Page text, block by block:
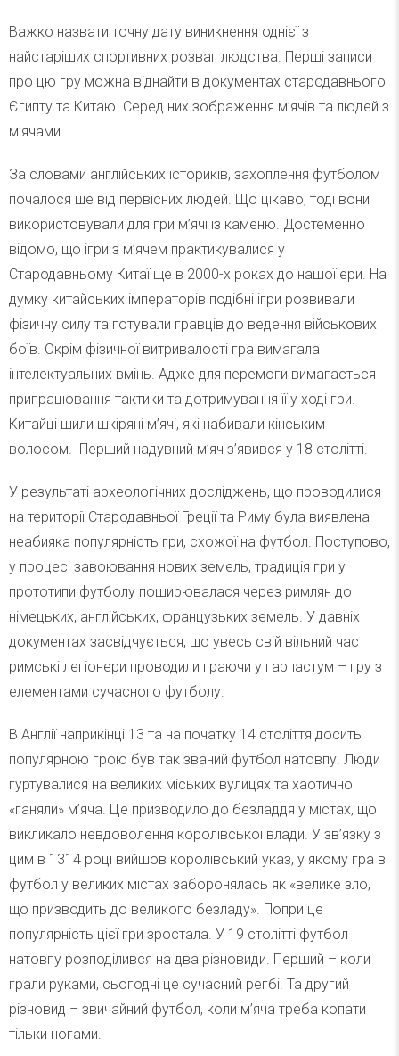
Важко назвати точну дату виникнення однієї з
найстаріших спортивних розваг людства. Перші записи
про цю гру можна віднайти в документах стародавнього
Єгипту та Китаю. Серед них зображення м’ячів та людей з
м’ячами.
За словами англійських істориків, захоплення футболом
почалося ще від первісних людей. Що цікаво, тоді вони
використовували для гри м’ячі із каменю. Достеменно
відомо, що ігри з м’ячем практикувалися у
Стародавньому Китаї ще в 2000-х роках до нашої ери. На
думку китайських імператорів подібні ігри розвивали
фізичну силу та готували гравців до ведення військових
боїв. Окрім фізичної витривалості гра вимагала
інтелектуальних вмінь. Адже для перемоги вимагається
припрацювання тактики та дотримування її у ході гри.
Китайці шили шкіряні м’ячі, які набивали кінським
волосом. Перший надувний м’яч з’явився у 18 столітті.
У результаті археологічних досліджень, що проводилися
на території Стародавньої Греції та Риму була виявлена
неабияка популярність гри, схожої на футбол. Поступово,
у процесі завоювання нових земель, традиція гри у
прототипи футболу поширювалася через римлян до
німецьких, англійських, французьких земель. У давніх
документах засвідчується, що увесь свій вільний час
римські легіонери проводили граючи у гарпастум – гру з
елементами сучасного футболу.
В Англії наприкінці 13 та на початку 14 століття досить
популярною грою був так званий футбол натовпу. Люди
гуртувалися на великих міських вулицях та хаотично
«ганяли» м’яча. Це призводило до безладдя у містах, що
викликало невдоволення королівської влади. У зв’язку з
цим в 1314 році вийшов королівський указ, у якому гра в
футбол у великих містах заборонялась як «велике зло,
що призводить до великого безладу». Попри це
популярність цієї гри зростала. У 19 столітті футбол
натовпу розподілився на два різновиди. Перший – коли
грали руками, сьогодні це сучасний регбі. Та другий
різновид – звичайний футбол, коли м’яча треба копати
тільки ногами.